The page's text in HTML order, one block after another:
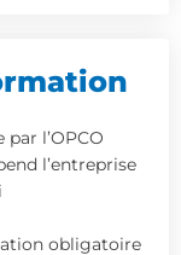
l’OPCO
l’entreprise
obligatoire